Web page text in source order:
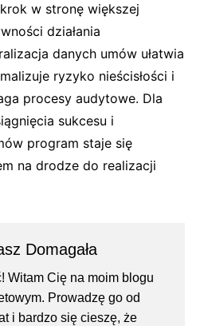
w stronę większej
działania
danych umów ułatwia
ryzyko nieścisłości i
procesy audytowe. Dla
sukcesu i
program staje się
na drodze do realizacji
Domagała
Witam Cię na moim blogu
Prowadzę go od
i bardzo się cieszę, że